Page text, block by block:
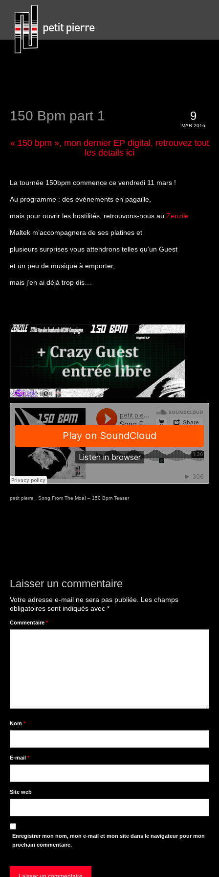
9
MAR 2016
150 Bpm part 1
« 150 bpm », mon dernier EP digital, retrouvez tout
les details ici
La tournée 150bpm commence ce vendredi 11 mars !
Au programme : des événements en pagaille,
mais pour ouvrir les hostilités, retrouvons-nous au Zenzile
Maltek m’accompagnera de ses platines et
plusieurs surprises vous attendrons telles qu’un Guest
et un peu de musique à emporter,
mais j’en ai déjà trop dis…
petit pierre · Song From The Moaì – 150 Bpm Teaser
Laisser un commentaire
Votre adresse e-mail ne sera pas publiée. Les champs
obligatoires sont indiqués avec *
Commentaire *
Nom *
E-mail *
Site web
Enregistrer mon nom, mon e-mail et mon site dans le navigateur pour mon
prochain commentaire.